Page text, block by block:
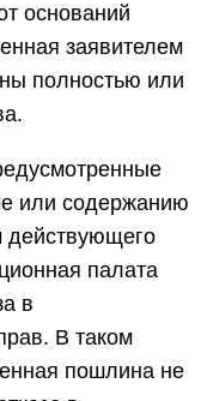
оснований
заявителем
полностью или
или содержанию
действующего
палата
в
В таком
пошлина не